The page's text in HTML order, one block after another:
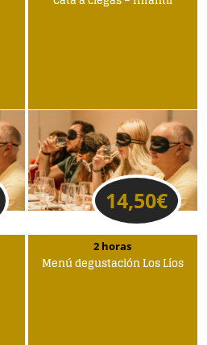
14,50€
2 horas
Menú degustación Los Líos